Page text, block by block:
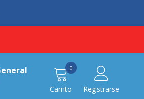
Carrito
00
Registrarse